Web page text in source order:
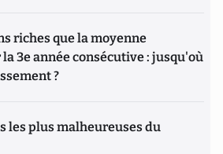
riches que la moyenne
3e année consécutive : jusqu'où
?
les plus malheureuses du